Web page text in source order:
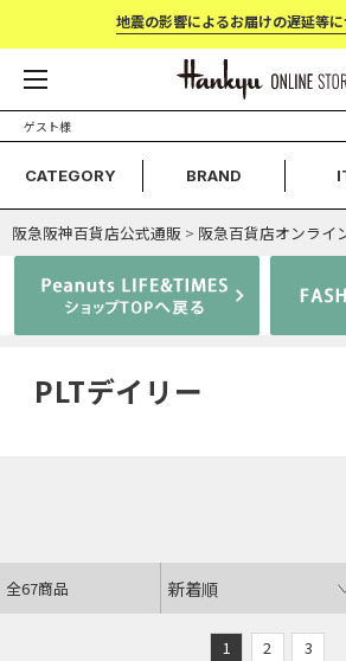
地震の影響によるお届けの遅延等
ゲスト様
CATEGORY BRAND
阪急阪神百貨店公式通販 > 阪急百貨店オンライ
PLTデイリー
全67商品
1 2 3